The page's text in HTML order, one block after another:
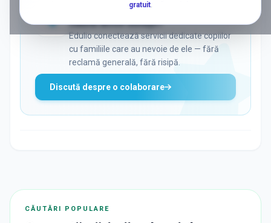
gratuit.
Vrei să ajungi la părinții care
caută activ soluții?
Edulio conectează servicii dedicate copiilor
cu familiile care au nevoie de ele — fără
reclamă generală, fără risipă.
Discută despre o colaborare
CĂUTĂRI POPULARE